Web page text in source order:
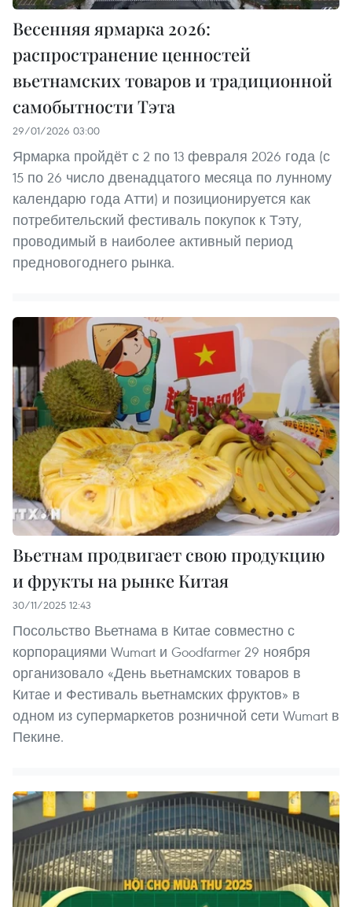
Весенняя ярмарка 2026:
распространение ценностей
вьетнамских товаров и традиционной
самобытности Тэта
29/01/2026 03:00
Ярмарка пройдёт с 2 по 13 февраля 2026 года (с
15 по 26 число двенадцатого месяца по лунному
календарю года Атти) и позиционируется как
потребительский фестиваль покупок к Тэту,
проводимый в наиболее активный период
предновогоднего рынка.
Вьетнам продвигает свою продукцию
и фрукты на рынке Китая
30/11/2025 12:43
Посольство Вьетнама в Китае совместно с
корпорациями Wumart и Goodfarmer 29 ноября
организовало «День вьетнамских товаров в
Китае и Фестиваль вьетнамских фруктов» в
одном из супермаркетов розничной сети Wumart в
Пекине.